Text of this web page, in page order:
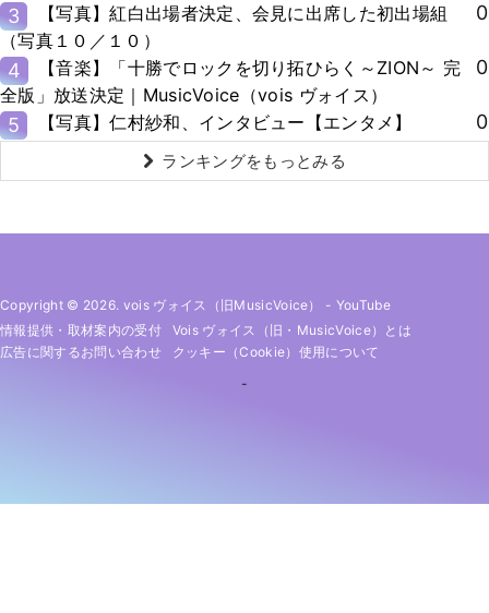
3
【写真】紅白出場者決定、会見に出席した初出場組
（写真１０／１０）
0
4
【音楽】「十勝でロックを切り拓ひらく～ZION～ 完
全版」放送決定｜MusicVoice（vois ヴォイス）
0
5 【写真】仁村紗和、インタビュー【エンタメ】 0
ランキングをもっとみる
Copyright © 2026. vois ヴォイス（旧MusicVoice） - YouTube
情報提供・取材案内の受付
Vois ヴォイス（旧・MusicVoice）とは
広告に関するお問い合わせ
クッキー（cookie）使用について
-